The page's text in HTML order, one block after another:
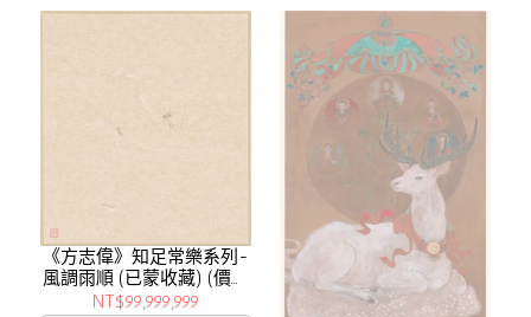
《方志偉》知足常樂系列-
風調雨順 (已蒙收藏) (價格
請洽光點藝術中心)
NT$99,999,999